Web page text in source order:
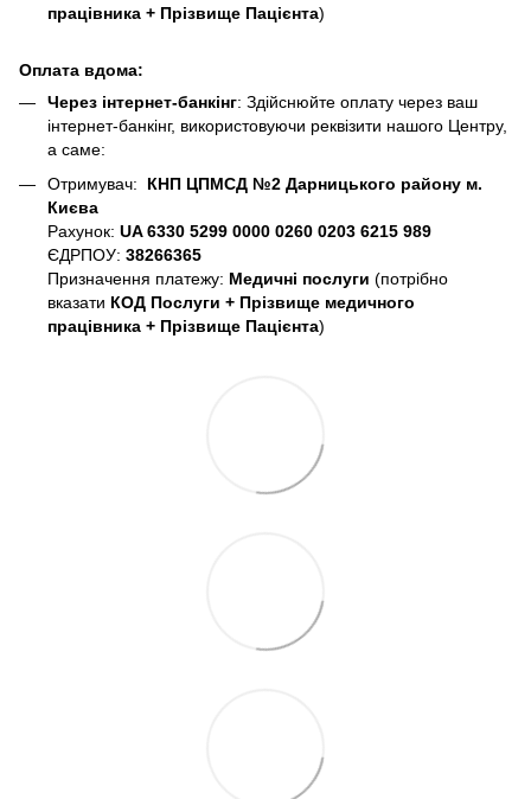
працівника + Прізвище Пацієнта)
Оплата вдома:
Через інтернет-банкінг: Здійснюйте оплату через ваш
інтернет-банкінг, використовуючи реквізити нашого Центру,
а саме:
Отримувач:
КНП ЦПМСД №2 Дарницького району м.
Києва
Рахунок: UA 6330 5299 0000 0260 0203 6215 989
ЄДРПОУ: 38266365
Призначення платежу: Медичні послуги (потрібно
вказати КОД Послуги + Прізвище медичного
працівника + Прізвище Пацієнта)